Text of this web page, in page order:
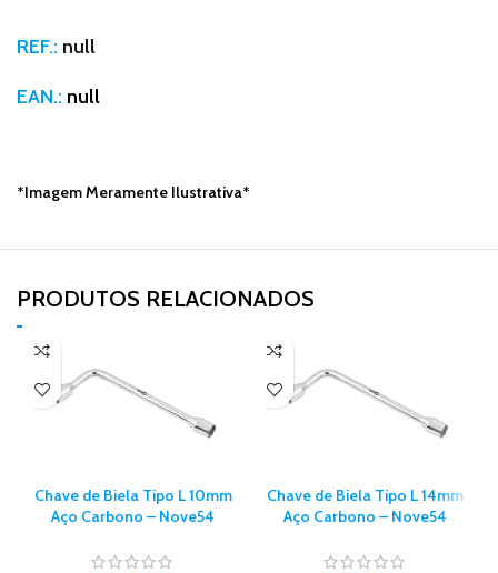
REF.: null
EAN.: null
*Imagem Meramente Ilustrativa*
PRODUTOS RELACIONADOS​
Chave de Biela Tipo L 10mm
Aço Carbono – Nove54
Chave de Biela Tipo L 14mm
Aço Carbono – Nove54